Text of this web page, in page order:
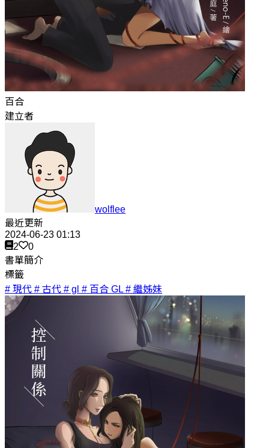
百合
建立者
wolflee
最近更新
2024-06-23 01:13
2
0
書單簡介
標籤
# 現代 # 古代 # gl # 百合 GL # 繼姊妹